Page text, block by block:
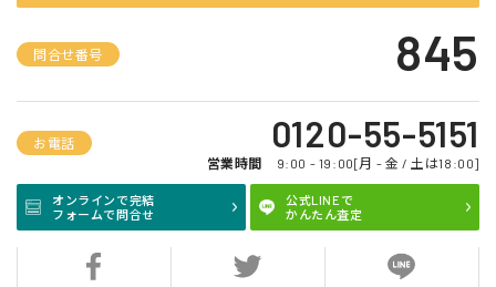
問合せ番号 845
お電話 0120-55-5151
営業時間 9:00 - 19:00[月 - 金 / 土は18:00]
オンラインで完結
フォームで問合せ
公式LINEで
かんたん査定